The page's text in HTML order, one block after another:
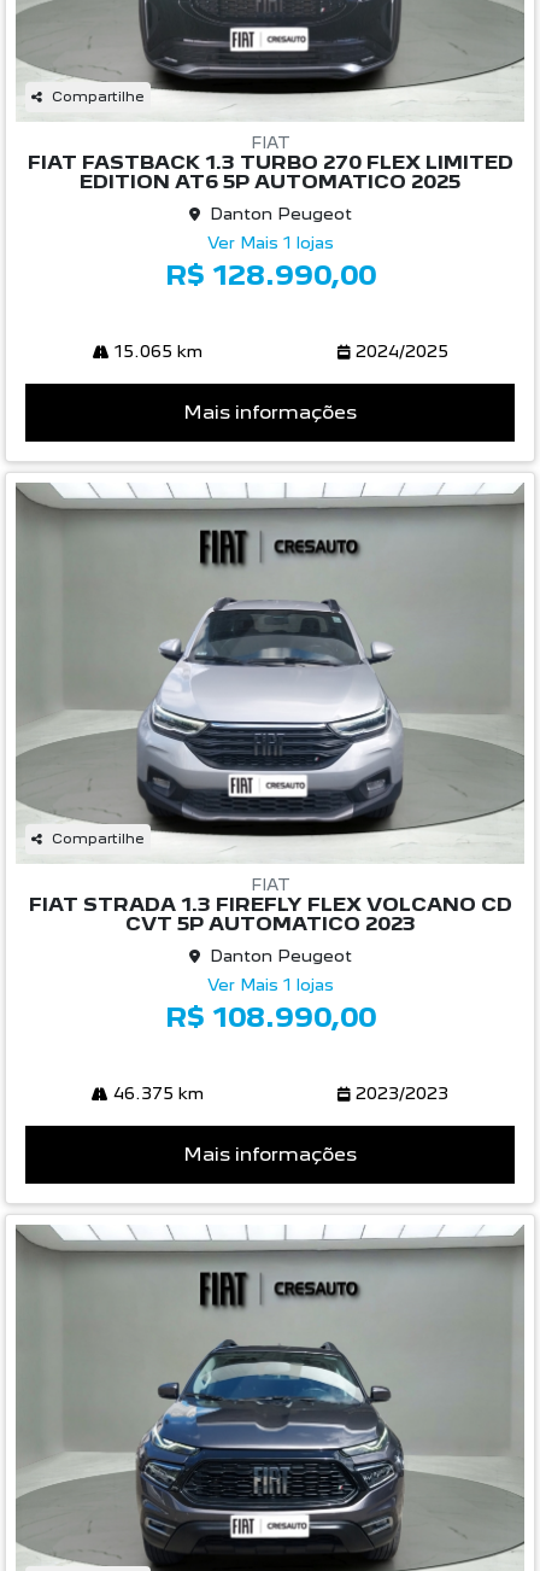
Compartilhe
FIAT
FIAT FASTBACK 1.3 TURBO 270 FLEX LIMITED
EDITION AT6 5P AUTOMATICO 2025
Danton Peugeot
Ver Mais 1 lojas
R$ 128.990,00
15.065 km 2024/2025
Mais informações
Compartilhe
FIAT
FIAT STRADA 1.3 FIREFLY FLEX VOLCANO CD
CVT 5P AUTOMATICO 2023
Danton Peugeot
Ver Mais 1 lojas
R$ 108.990,00
46.375 km 2023/2023
Mais informações